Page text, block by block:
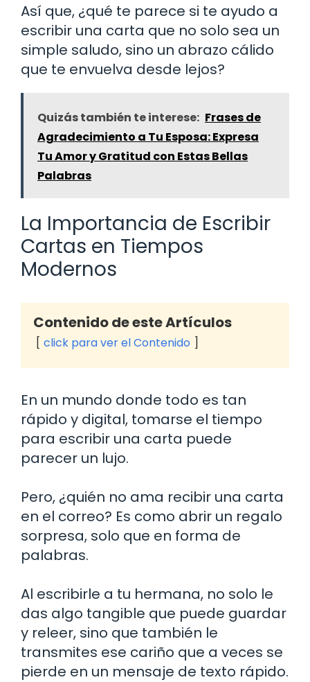
Así que, ¿qué te parece si te ayudo a
escribir una carta que no solo sea un
simple saludo, sino un abrazo cálido
que te envuelva desde lejos?
Quizás también te interese: Frases de
Agradecimiento a Tu Esposa: Expresa
Tu Amor y Gratitud con Estas Bellas
Palabras
La Importancia de Escribir
Cartas en Tiempos
Modernos
Contenido de este Artículos
click para ver el Contenido
En un mundo donde todo es tan
rápido y digital, tomarse el tiempo
para escribir una carta puede
parecer un lujo.
Pero, ¿quién no ama recibir una carta
en el correo? Es como abrir un regalo
sorpresa, solo que en forma de
palabras.
Al escribirle a tu hermana, no solo le
das algo tangible que puede guardar
y releer, sino que también le
transmites ese cariño que a veces se
pierde en un mensaje de texto rápido.